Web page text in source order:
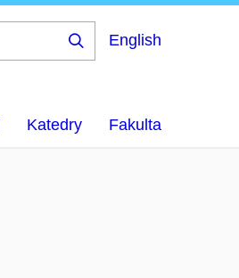
English
Katedry Fakulta